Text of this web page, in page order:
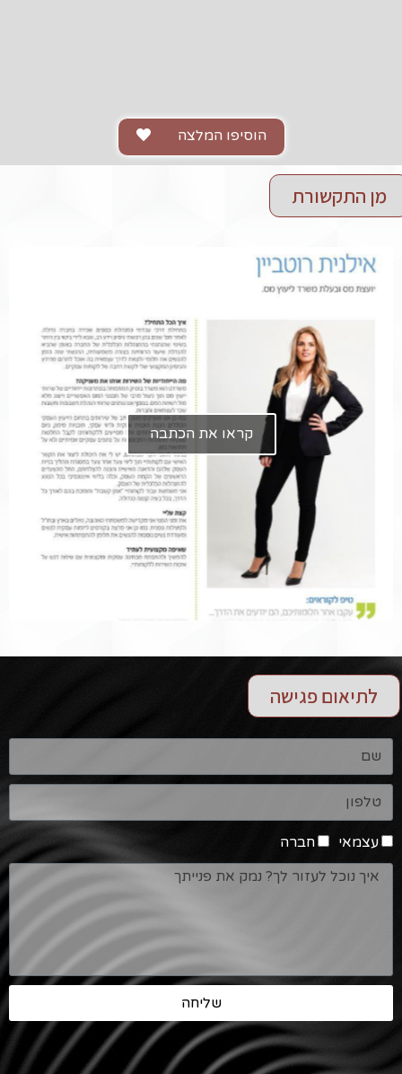
הוסיפו המלצה
מן התקשורת
קראו את הכתבה
לתיאום פגישה
עצמאי חברה
שליחה